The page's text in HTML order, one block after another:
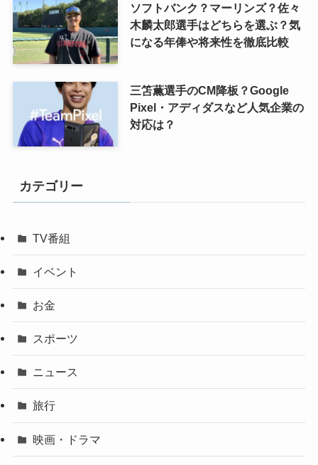
ソフトバンク？マーリンズ？佐々
木麟太郎選手はどちらを選ぶ？気
になる年俸や将来性を徹底比較
三笘薫選手のCM降板？Google
Pixel・アディダスなど人気企業の
対応は？
カテゴリー
TV番組
イベント
お金
スポーツ
ニュース
旅行
映画・ドラマ